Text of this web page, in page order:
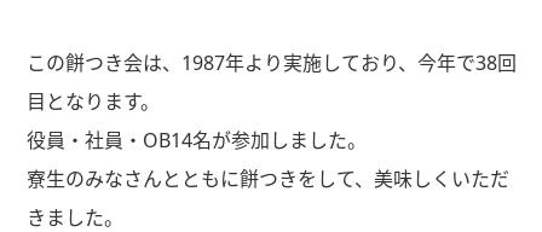
この餅つき会は、1987年より実施しており、今年で38回
目となります。
役員・社員・OB14名が参加しました。
寮生のみなさんとともに餅つきをして、美味しくいただ
きました。